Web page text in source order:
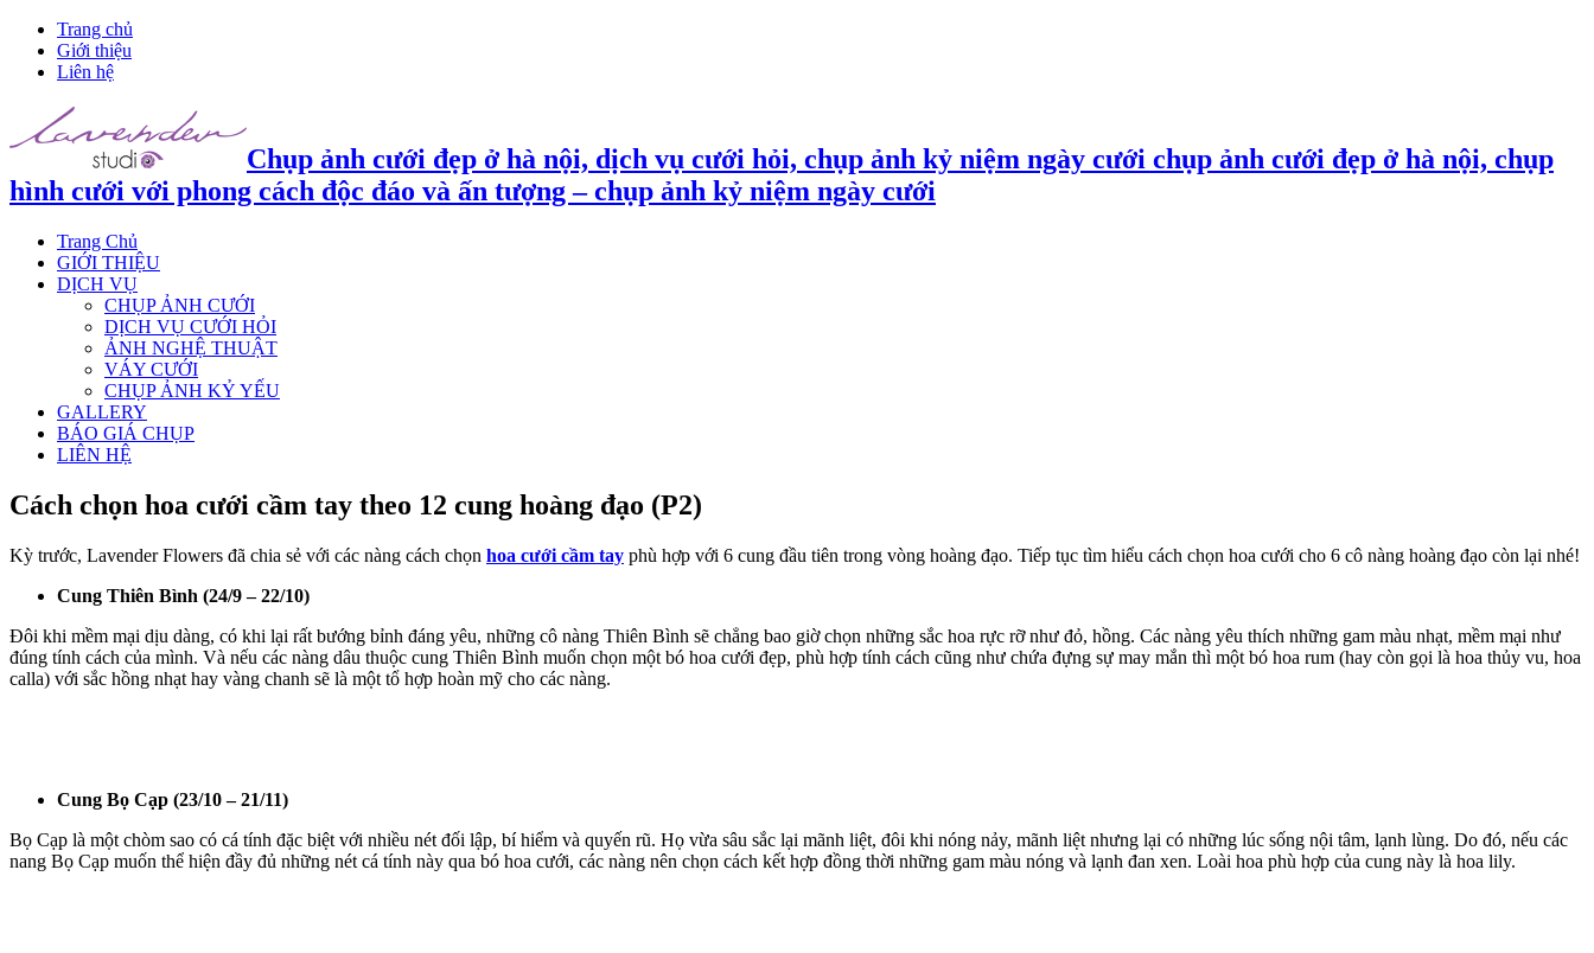
Trang chủ
Giới thiệu
Liên hệ
Chụp ảnh cưới đẹp ở hà nội, dịch vụ cưới hỏi, chụp ảnh kỷ niệm ngày cưới chụp ảnh cưới đẹp ở hà nội, chụp
hình cưới với phong cách độc đáo và ấn tượng – chụp ảnh kỷ niệm ngày cưới
Trang Chủ
GIỚI THIỆU
DỊCH VỤ
CHỤP ẢNH CƯỚI
DỊCH VỤ CƯỚI HỎI
ẢNH NGHỆ THUẬT
VÁY CƯỚI
CHỤP ẢNH KỶ YẾU
GALLERY
BÁO GIÁ CHỤP
LIÊN HỆ
Cách chọn hoa cưới cầm tay theo 12 cung hoàng đạo (P2)
Kỳ trước, Lavender Flowers đã chia sẻ với các nàng cách chọn hoa cưới cầm tay phù hợp với 6 cung đầu tiên trong vòng hoàng đạo. Tiếp tục tìm hiểu cách chọn hoa cưới cho 6 cô nàng hoàng đạo còn lại nhé!
Cung Thiên Bình (24/9 – 22/10)
Đôi khi mềm mại dịu dàng, có khi lại rất bướng bỉnh đáng yêu, những cô nàng Thiên Bình sẽ chẳng bao giờ chọn những sắc hoa rực rỡ như đỏ, hồng. Các nàng yêu thích những gam màu nhạt, mềm mại như
đúng tính cách của mình. Và nếu các nàng dâu thuộc cung Thiên Bình muốn chọn một bó hoa cưới đẹp, phù hợp tính cách cũng như chứa đựng sự may mắn thì một bó hoa rum (hay còn gọi là hoa thủy vu, hoa
calla) với sắc hồng nhạt hay vàng chanh sẽ là một tổ hợp hoàn mỹ cho các nàng.
Cung Bọ Cạp (23/10 – 21/11)
Bọ Cạp là một chòm sao có cá tính đặc biệt với nhiều nét đối lập, bí hiểm và quyến rũ. Họ vừa sâu sắc lại mãnh liệt, đôi khi nóng nảy, mãnh liệt nhưng lại có những lúc sống nội tâm, lạnh lùng. Do đó, nếu các
nang Bọ Cạp muốn thể hiện đầy đủ những nét cá tính này qua bó hoa cưới, các nàng nên chọn cách kết hợp đồng thời những gam màu nóng và lạnh đan xen. Loài hoa phù hợp của cung này là hoa lily.